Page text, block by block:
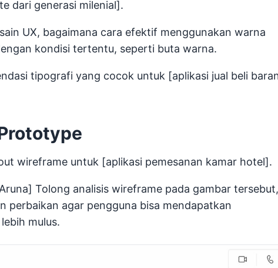
dari generasi milenial].
UX, bagaimana cara efektif menggunakan warna
kondisi tertentu, seperti buta warna.
tipografi yang cocok untuk [aplikasi jual beli
wireframe untuk [aplikasi pemesanan kamar hotel].
Tolong analisis wireframe pada gambar tersebut,
perbaikan agar pengguna bisa mendapatkan
mulus.